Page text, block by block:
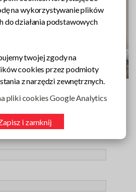
na wykorzystywanie plików
do działania podstawowych
twojej zgody na
cookies przez podmioty
z narzędzi zewnętrznych.
pliki cookies Google Analytics
i zamknij